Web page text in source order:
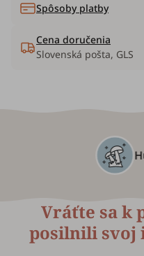
Spôsoby platby
Cena doručenia
Slovenská pošta, GLS
Vráťte sa k
posilnili svoj